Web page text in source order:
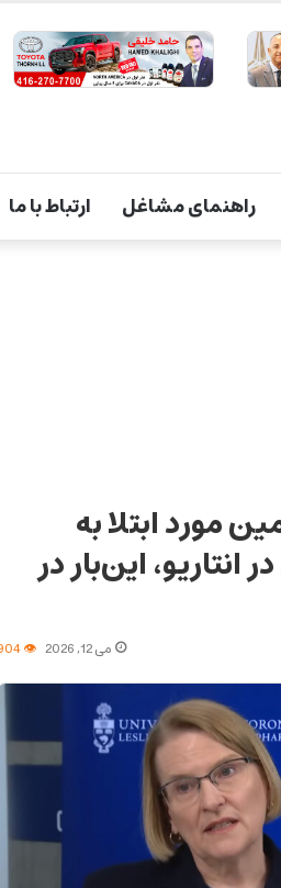
راهنمای مشاغل ارتباط با ما
مورد ابتلا به
انتاریو، این‌بار در
می 12, 2026